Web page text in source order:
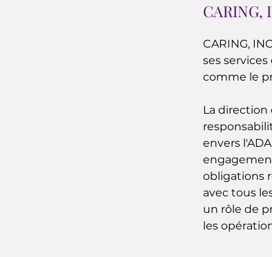
CARING,
CARING,
ses
comme le
La direction
envers
obligations
avec tous
un rôle de
les